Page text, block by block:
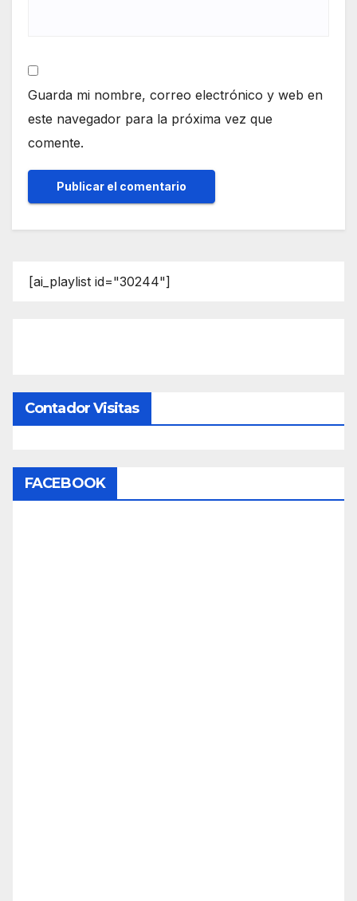
Guarda mi nombre, correo electrónico y web en
este navegador para la próxima vez que
comente.
[ai_playlist id="30244"]
Contador Visitas
FACEBOOK